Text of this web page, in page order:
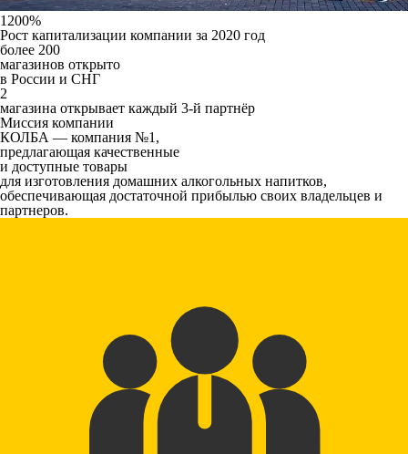
1200%
Рост капитализации компании за 2020 год
более 200
магазинов открыто
в России и СНГ
2
магазина открывает каждый 3-й партнёр
Миссия компании
КОЛБА — компания №1,
предлагающая качественные
и доступные товары
для изготовления домашних алкогольных напитков,
обеспечивающая достаточной прибылью своих владельцев и
партнеров.